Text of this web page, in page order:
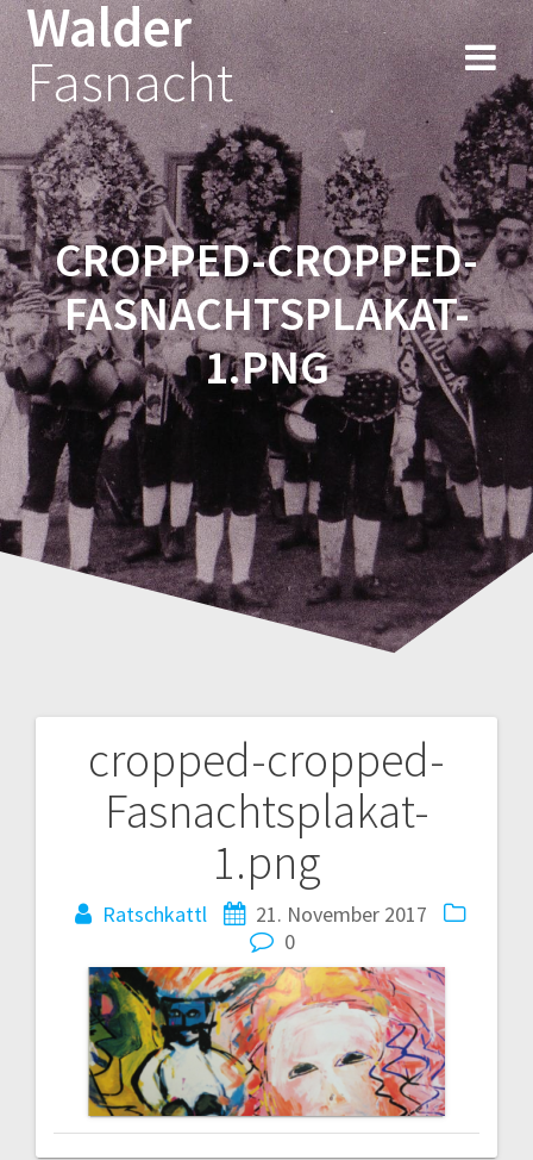
Walder
Fasnacht
CROPPED-CROPPED-
FASNACHTSPLAKAT-
1.PNG
cropped-cropped-
Fasnachtsplakat-
1.png
Ratschkattl
21. November 2017
0
Beitrags-
Navigation